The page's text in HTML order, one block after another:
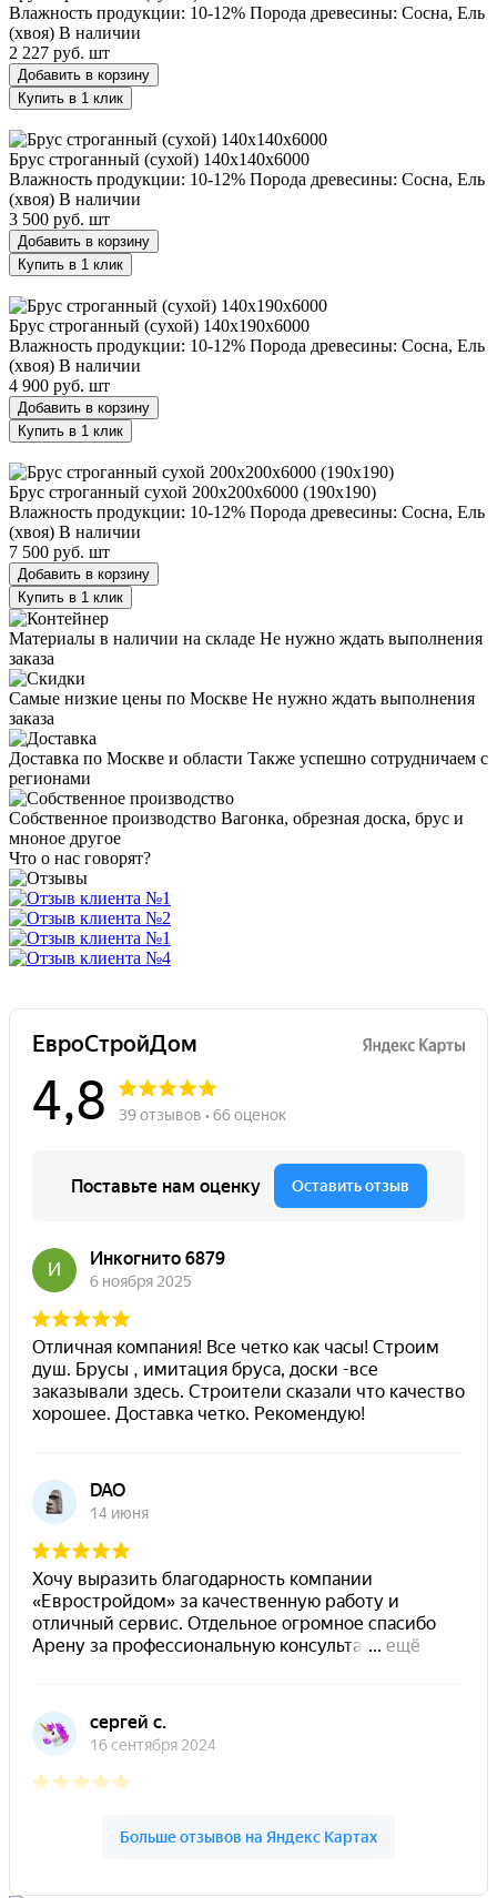
Влажность продукции: 10-12% Порода древесины: Сосна, Ель
(хвоя) В наличии
2 227 руб. шт
Добавить в корзину
Купить в 1 клик
Брус строганный (сухой) 140х140х6000
Влажность продукции: 10-12% Порода древесины: Сосна, Ель
(хвоя) В наличии
3 500 руб. шт
Добавить в корзину
Купить в 1 клик
Брус строганный (сухой) 140х190х6000
Влажность продукции: 10-12% Порода древесины: Сосна, Ель
(хвоя) В наличии
4 900 руб. шт
Добавить в корзину
Купить в 1 клик
Брус строганный сухой 200х200х6000 (190х190)
Влажность продукции: 10-12% Порода древесины: Сосна, Ель
(хвоя) В наличии
7 500 руб. шт
Добавить в корзину
Купить в 1 клик
Материалы в наличии на складе Не нужно ждать выполнения
заказа
Самые низкие цены по Москве Не нужно ждать выполнения
заказа
Доставка по Москве и области Также успешно сотрудничаем с
регионами
Собственное производство Вагонка, обрезная доска, брус и
мноное другое
Что о нас говорят?